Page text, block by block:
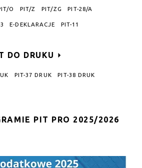
O PIT/Z PIT/ZG PIT-28/A
E-DEKLARACJE PIT-11
DO DRUKU
PIT-37 DRUK PIT-38 DRUK
PIT PRO 2025/2026